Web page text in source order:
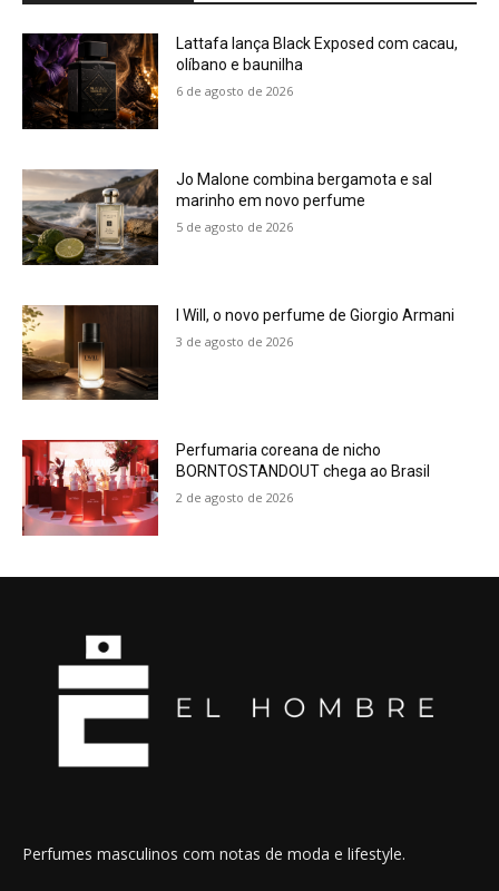
Lattafa lança Black Exposed com cacau,
olíbano e baunilha
6 de agosto de 2026
Jo Malone combina bergamota e sal
marinho em novo perfume
5 de agosto de 2026
I Will, o novo perfume de Giorgio Armani
3 de agosto de 2026
Perfumaria coreana de nicho
BORNTOSTANDOUT chega ao Brasil
2 de agosto de 2026
Perfumes masculinos com notas de moda e lifestyle.